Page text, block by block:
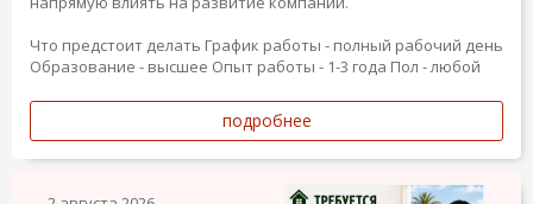
Что предстоит делать График работы - полный рабочий день
Образование - высшее Опыт работы - 1-3 года Пол - любой
подробнее